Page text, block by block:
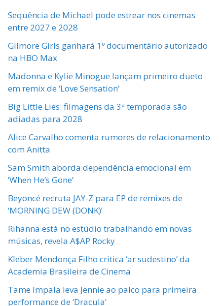
Sequência de Michael pode estrear nos cinemas
entre 2027 e 2028
Gilmore Girls ganhará 1º documentário autorizado
na HBO Max
Madonna e Kylie Minogue lançam primeiro dueto
em remix de ‘Love Sensation’
Big Little Lies: filmagens da 3ª temporada são
adiadas para 2028
Alice Carvalho comenta rumores de relacionamento
com Anitta
Sam Smith aborda dependência emocional em
‘When He’s Gone’
Beyoncé recruta JAY-Z para EP de remixes de
‘MORNING DEW (DONK)’
Rihanna está no estúdio trabalhando em novas
músicas, revela A$AP Rocky
Kleber Mendonça Filho critica ‘ar sudestino’ da
Academia Brasileira de Cinema
Tame Impala leva Jennie ao palco para primeira
performance de ‘Dracula’